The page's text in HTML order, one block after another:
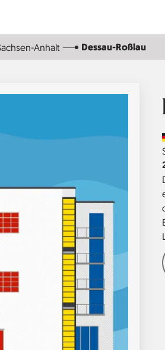
Anhalt Dessau-Roßlau